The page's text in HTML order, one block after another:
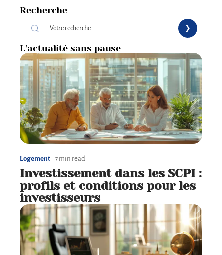
Recherche
L’actualité sans pause
Logement 7 min read
Investissement dans les SCPI :
profils et conditions pour les
investisseurs